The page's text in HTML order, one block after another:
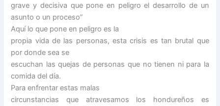
grave y decisiva que pone en peligro el desarrollo de un
asunto o un proceso”
Aquí lo que pone en peligro es la
propia vida de las personas, esta crisis es tan brutal que
por donde sea se
escuchan las quejas de personas que no tienen ni para la
comida del día.
Para enfrentar estas malas
circunstancias que atravesamos los hondureños es